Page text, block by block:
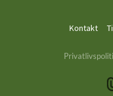
Kontakt